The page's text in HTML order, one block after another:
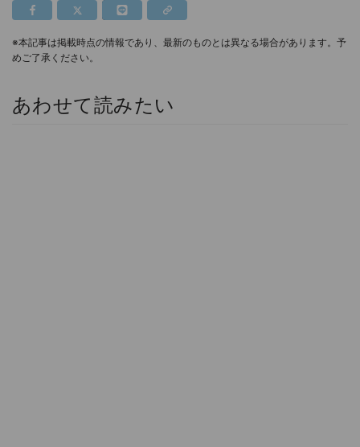
※本記事は掲載時点の情報であり、最新のものとは異なる場合があります。予
めご了承ください。
あわせて読みたい